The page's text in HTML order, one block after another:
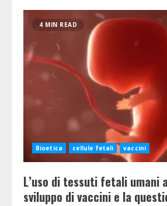
4 MIN READ
Bioetica cellule fetali vaccini
L’uso di tessuti fetali umani
sviluppo di vaccini e la